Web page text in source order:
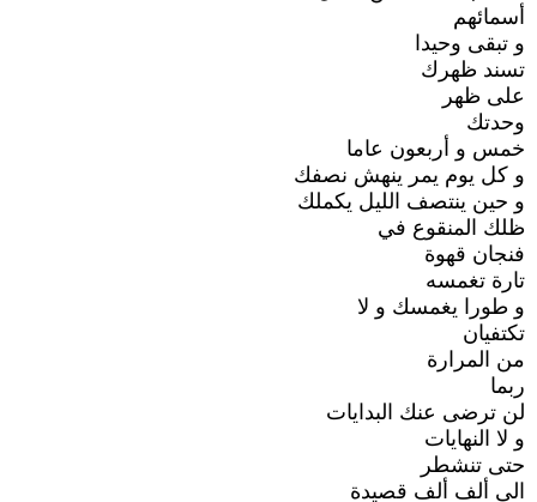
أسمائهم
و تبقى وحيدا
تسند ظهرك
على ظهر
وحدتك
خمس و أربعون عاما
و كل يوم يمر ينهش نصفك
و حين ينتصف الليل يكملك
ظلك المنقوع في
فنجان قهوة
تارة تغمسه
و طورا يغمسك و لا
تكتفيان
من المرارة
ربما
لن ترضى عنك البدايات
و لا النهايات
حتى تنشطر
الى ألف ألف قصيدة